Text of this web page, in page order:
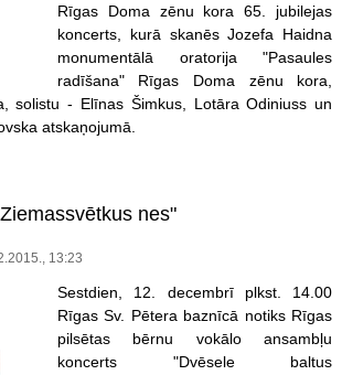
Rīgas Doma zēnu kora 65. jubilejas
koncerts, kurā skanēs Jozefa Haidna
monumentālā oratorija "Pasaules
radīšana" Rīgas Doma zēnu kora,
solistu - Elīnas Šimkus, Lotāra Odiniuss un
atskaņojumā.
nes"
13:23
Sestdien, 12. decembrī plkst. 14.00
Rīgas Sv. Pētera baznīcā notiks Rīgas
pilsētas bērnu vokālo ansambļu
koncerts "Dvēsele baltus